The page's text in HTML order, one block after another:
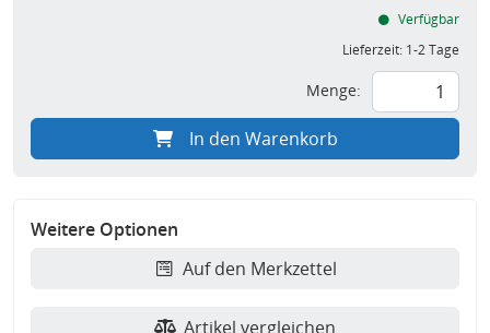
Verfügbar
Lieferzeit: 1-2 Tage
Menge:
In den Warenkorb
Weitere Optionen
Auf den Merkzettel
Artikel vergleichen